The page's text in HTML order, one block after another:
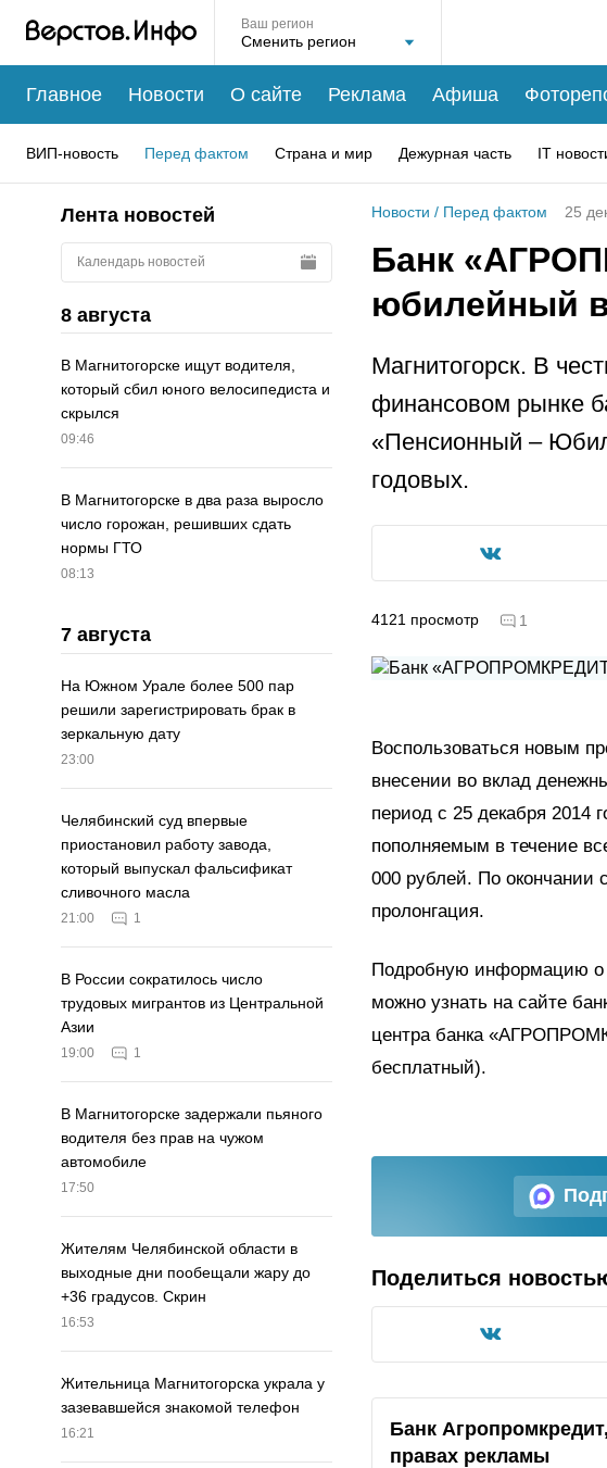
Ваш регион
Главное Новости О сайте Реклама Афиша
ВИП-новость Перед фактом Страна и мир Дежурная часть IT
Лента новостей
Календарь новостей
8 августа
В Магнитогорске ищут водителя,
который сбил юного велосипедиста и
скрылся
09:46
В Магнитогорске в два раза выросло
число горожан, решивших сдать
нормы ГТО
08:13
7 августа
На Южном Урале более 500 пар
решили зарегистрировать брак в
зеркальную дату
23:00
Челябинский суд впервые
приостановил работу завода,
который выпускал фальсификат
сливочного масла
21:00 1
В России сократилось число
трудовых мигрантов из Центральной
Азии
19:00 1
В Магнитогорске задержали пьяного
водителя без прав на чужом
автомобиле
17:50
Жителям Челябинской области в
выходные дни пообещали жару до
+36 градусов. Скрин
16:53
Жительница Магнитогорска украла у
зазевавшейся знакомой телефон
16:21
Новости / Перед фактом 25
Банк
юбилейный
Магнитогорск. В
финансовом рынке
«Пенсионный –
годовых.
4121 просмотр 1
Воспользоваться новым
внесении во вклад
период с 25 декабря 2014
пополняемым в течение
000 рублей. По окончании
пролонгация.
Подробную информацию
можно узнать на сайте
центра банка
бесплатный).
Поделиться
Банк
правах рекламы